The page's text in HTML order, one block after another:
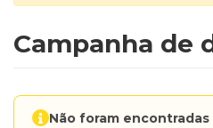
Campanha de
Não foram